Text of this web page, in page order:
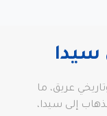
عريق، ما
10 أسباب للذهاب إلى سيدا،